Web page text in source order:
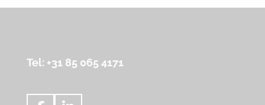
Tel: +31 85 065 4171